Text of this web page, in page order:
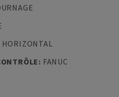
HORIZONTAL
: FANUC